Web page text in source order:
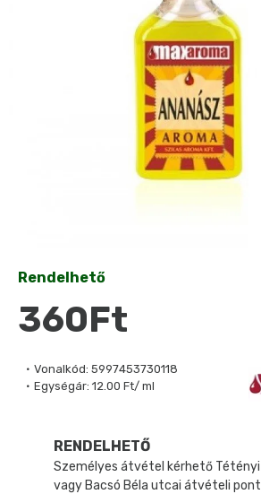
Vonalkód: 5997453730118
Egységár: 12.00 Ft/ ml
Rendelhető
360Ft
RENDELHETŐ
Személyes átvétel kérhető
vagy Bacsó Béla utcai átvételi